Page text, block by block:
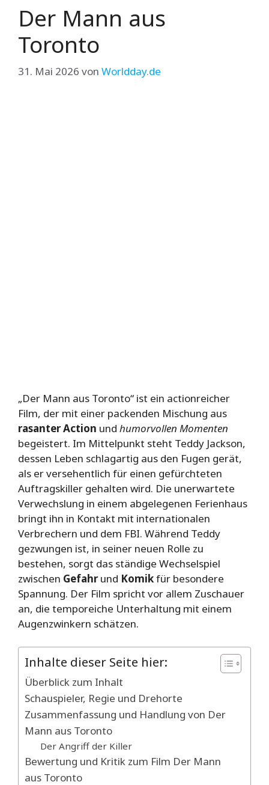
Der Mann aus
Toronto
31. Mai 2026 von Worldday.de
„Der Mann aus Toronto“ ist ein actionreicher
Film, der mit einer packenden Mischung aus
rasanter Action und humorvollen Momenten
begeistert. Im Mittelpunkt steht Teddy Jackson,
dessen Leben schlagartig aus den Fugen gerät,
als er versehentlich für einen gefürchteten
Auftragskiller gehalten wird. Die unerwartete
Verwechslung in einem abgelegenen Ferienhaus
bringt ihn in Kontakt mit internationalen
Verbrechern und dem FBI. Während Teddy
gezwungen ist, in seiner neuen Rolle zu
bestehen, sorgt das ständige Wechselspiel
zwischen Gefahrund Komikfür besondere
Spannung. Der Film spricht vor allem Zuschauer
an, die temporeiche Unterhaltung mit einem
Augenzwinkern schätzen.
Inhalte dieser Seite hier:
Überblick zum Inhalt
Schauspieler, Regie und Drehorte
Zusammenfassung und Handlung von Der
Mann aus Toronto
Der Angriff der Killer
Bewertung und Kritik zum Film Der Mann
aus Toronto